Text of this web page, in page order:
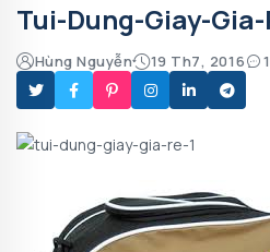
Tui-Dung-Giay-Gia-
Hùng Nguyễn 19 Th7, 2016